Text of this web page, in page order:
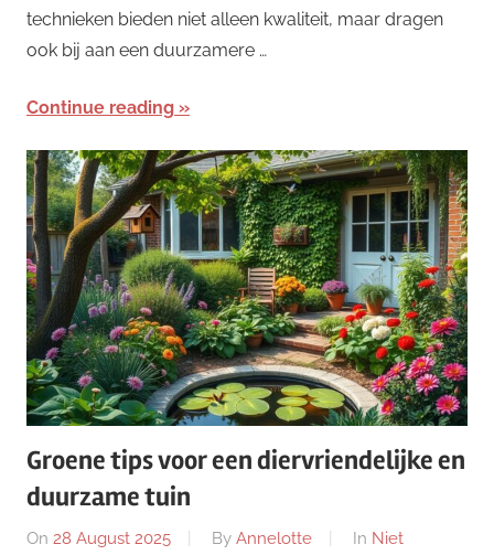
technieken bieden niet alleen kwaliteit, maar dragen
ook bij aan een duurzamere …
Continue reading
Groene tips voor een diervriendelijke en
duurzame tuin
On 28 August 2025 By Annelotte In Niet